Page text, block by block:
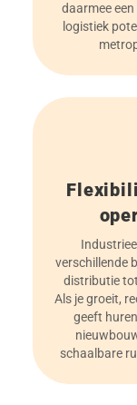
daarmee
logistiek
verschillende
distributie
Als je groeit,
geeft
schaalbare